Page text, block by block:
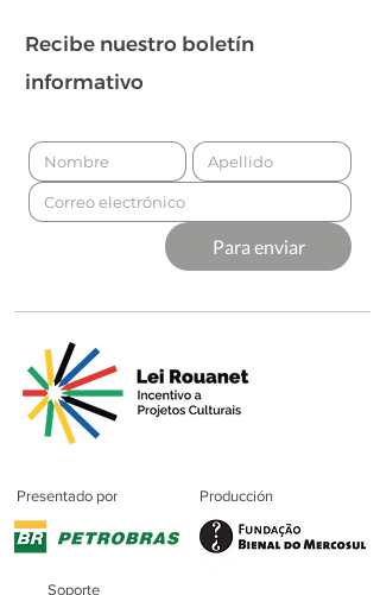
Recibe nuestro boletín
informativo
Para enviar
Presentado por Producción
Soporte